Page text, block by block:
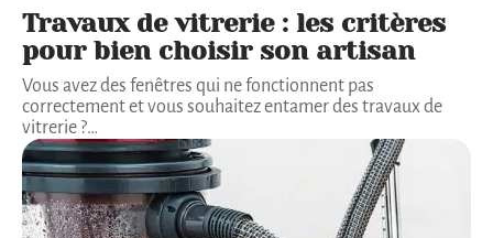
Travaux de vitrerie : les critères
pour bien choisir son artisan
Vous avez des fenêtres qui ne fonctionnent pas
correctement et vous souhaitez entamer des travaux de
vitrerie ?…